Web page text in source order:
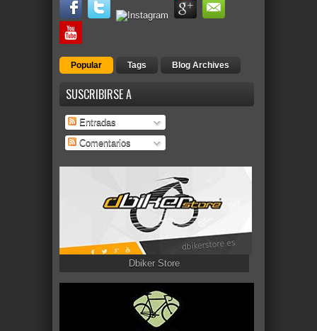
Popular Tags Blog Archives
SUSCRIBIRSE A
Entradas
Comentarios
Dbiker Store